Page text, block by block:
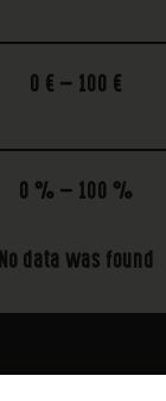
0 € — 100 €
0 % — 100 %
No data was found